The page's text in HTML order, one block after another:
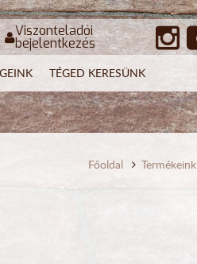
Viszonteladói
bejelentkezés
TÉGED KERESÜNK
Főoldal Termékeink